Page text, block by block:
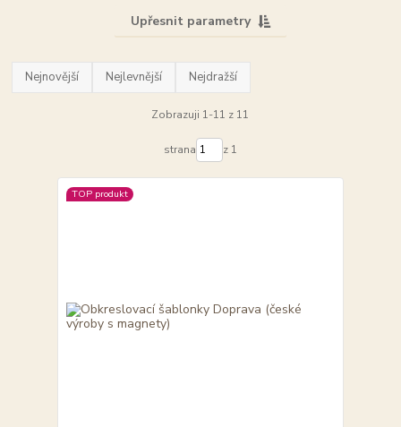
Upřesnit parametry
Nejnovější Nejlevnější Nejdražší
Zobrazuji 1-11 z 11
strana z 1
TOP produkt